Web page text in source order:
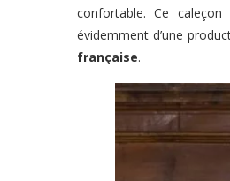
confortable. Ce
évidemment d’une
française.